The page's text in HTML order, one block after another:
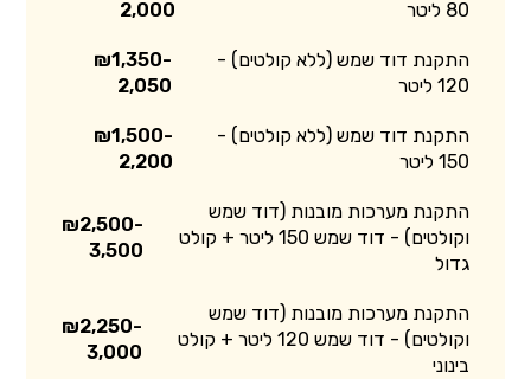
80 ליטר 2,000
התקנת דוד שמש (ללא קולטים) -
120 ליטר
₪1,350-
2,050
התקנת דוד שמש (ללא קולטים) -
150 ליטר
₪1,500-
2,200
התקנת מערכות מובנות (דוד שמש
וקולטים) - דוד שמש 150 ליטר + קולט
גדול
₪2,500-
3,500
התקנת מערכות מובנות (דוד שמש
וקולטים) - דוד שמש 120 ליטר + קולט
בינוני
₪2,250-
3,000